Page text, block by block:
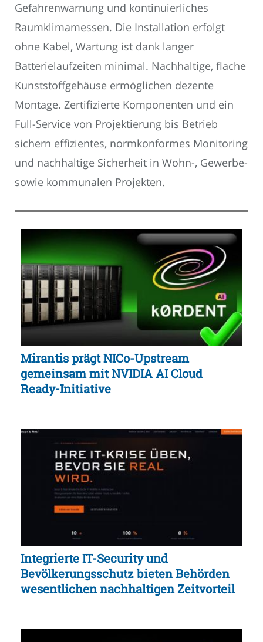
Gefahrenwarnung und kontinuierliches
Raumklimamessen. Die Installation erfolgt
ohne Kabel, Wartung ist dank langer
Batterielaufzeiten minimal. Nachhaltige, flache
Kunststoffgehäuse ermöglichen dezente
Montage. Zertifizierte Komponenten und ein
Full-Service von Projektierung bis Betrieb
sichern effizientes, normkonformes Monitoring
und nachhaltige Sicherheit in Wohn-, Gewerbe-
sowie kommunalen Projekten.
Mirantis prägt NICo-Upstream
gemeinsam mit NVIDIA AI Cloud
Ready-Initiative
Integrierte IT-Security und
Bevölkerungsschutz bieten Behörden
wesentlichen nachhaltigen Zeitvorteil